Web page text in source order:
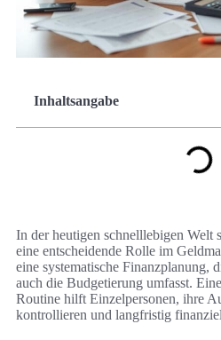
Inhaltsangabe
In der heutigen schnelllebigen Welt
eine entscheidende Rolle im
eine systematische Finanzplanung,
auch die Budgetierung umfasst.
Routine hilft Einzelpersonen, ihre
kontrollieren und langfristig